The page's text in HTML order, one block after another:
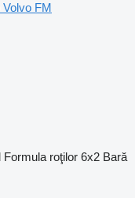
FM
Formula roţilor 6x2 Bară